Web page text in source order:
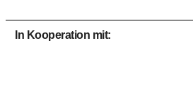
In Kooperation mit: